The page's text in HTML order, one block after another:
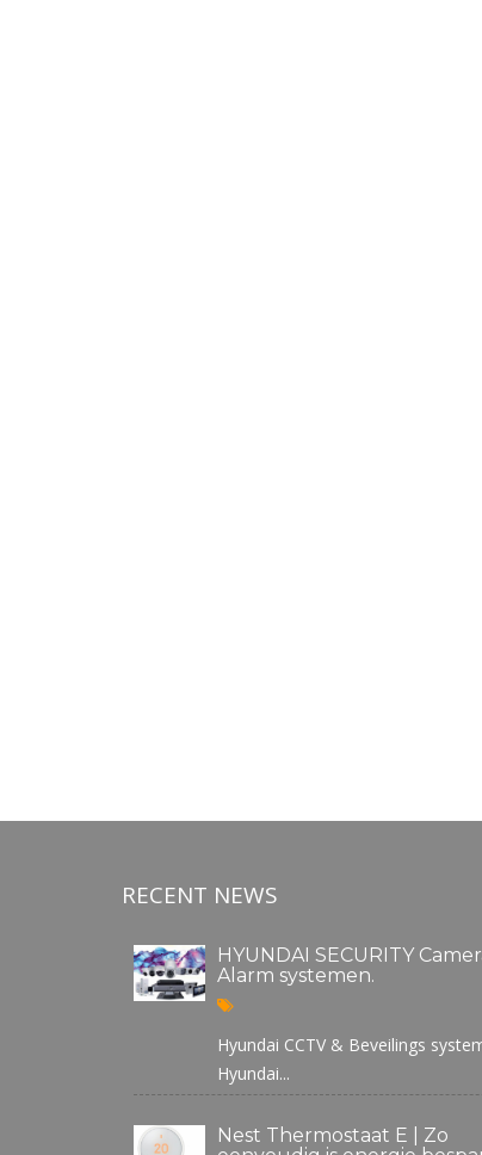
RECENT NEWS
HYUNDAI SECURITY
Alarm systemen.
Hyundai CCTV & Beveilings
Hyundai...
Nest Thermostaat E | Zo